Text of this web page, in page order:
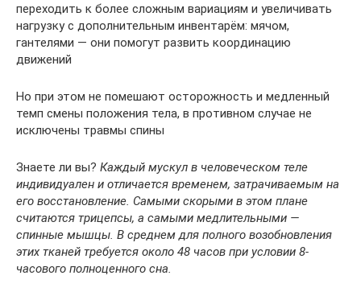
переходить к более сложным вариациям и увеличивать
нагрузку с дополнительным инвентарём: мячом,
гантелями — они помогут развить координацию
движений
Но при этом не помешают осторожность и медленный
темп смены положения тела, в противном случае не
исключены травмы спины
Знаете ли вы? Каждый мускул в человеческом теле
индивидуален и отличается временем, затрачиваемым на
его восстановление. Самыми скорыми в этом плане
считаются трицепсы, а самыми медлительными —
спинные мышцы. В среднем для полного возобновления
этих тканей требуется около 48 часов при условии 8-
часового полноценного сна.